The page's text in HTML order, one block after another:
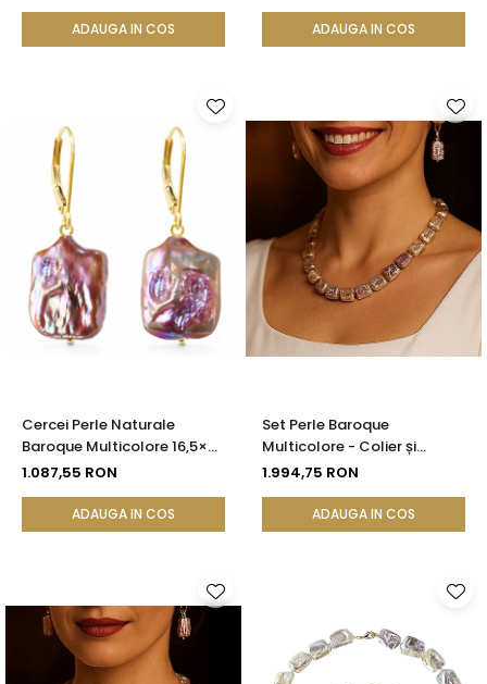
ADAUGA IN COS ADAUGA IN COS
Cercei Perle Naturale
Baroque Multicolore 16,5×25
mm, Aur 14K (aur 585),
1.087,55 RON
ADAUGA IN COS
Set Perle Baroque
Multicolore - Colier și
Cercei, Aur Galben 14K |
1.994,75 RON
ADAUGA IN COS